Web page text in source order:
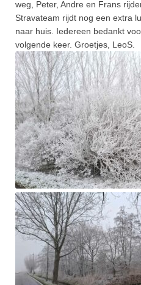
weg, Peter, Andre en Frans
Stravateam rijdt nog een extra
naar huis. Iedereen bedankt
volgende keer. Groetjes, LeoS.